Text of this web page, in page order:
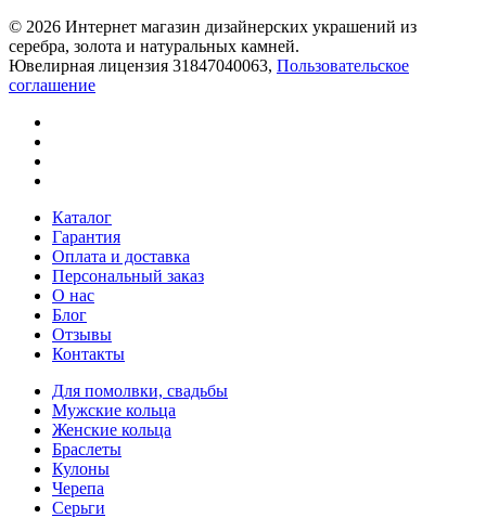
© 2026 Интернет магазин дизайнерских украшений из
серебра, золота и натуральных камней.
Ювелирная лицензия 31847040063, Пользовательское
соглашение
Каталог
Гарантия
Оплата и доставка
Персональный заказ
О нас
Блог
Отзывы
Контакты
Для помолвки, свадьбы
Мужские кольца
Женские кольца
Браслеты
Кулоны
Черепа
Серьги